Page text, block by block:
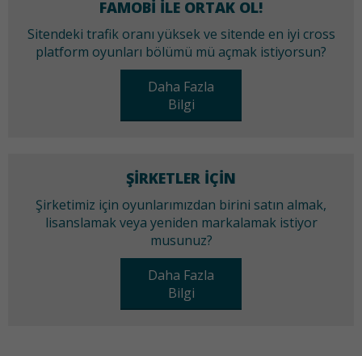
FAMOBI ILE ORTAK OL!
Sitendeki trafik oranı yüksek ve sitende en iyi cross
platform oyunları bölümü mü açmak istiyorsun?
Daha Fazla
Bilgi
ŞIRKETLER IÇIN
Şirketimiz için oyunlarımızdan birini satın almak,
lisanslamak veya yeniden markalamak istiyor
musunuz?
Daha Fazla
Bilgi